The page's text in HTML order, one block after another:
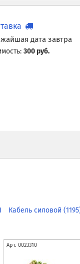
дата завтра
300 руб.
Кабель силовой
Арт. 0023310